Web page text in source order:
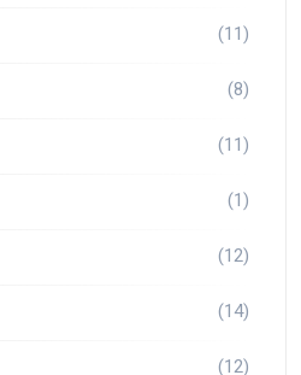
(11)
(8)
(11)
(1)
(12)
(14)
(12)